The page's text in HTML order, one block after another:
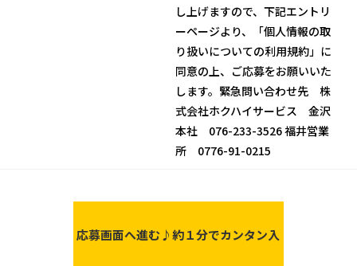
し上げますので、下記エントリ
ーページより、「個人情報の取
り扱いについての利用規約」に
同意の上、ご応募をお願いいた
します。緊急問い合わせ先 株
式会社ホクハイサービス 金沢
本社 076-233-3526 福井営業
所 0776-91-0215
応募画面へ進む♪約１分でカンタン入